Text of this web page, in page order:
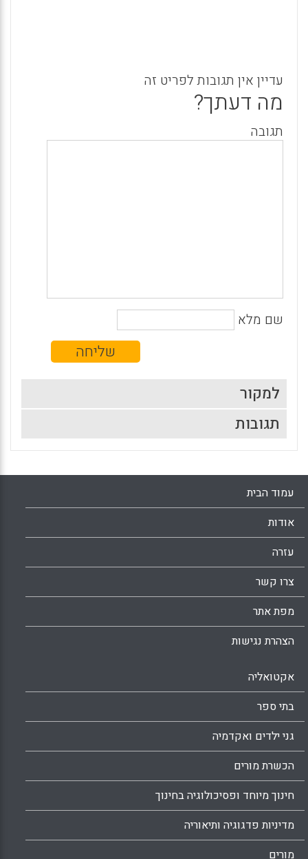
עדיין אין תגובות לפריט זה
מה דעתך?
תגובה
שם מלא
למקור
תגובות
עמוד הבית
אודות
עזרה
צרו קשר
מפת אתר
הצהרת נגישות
אקטואליה
בתי ספר
גני ילדים ואקדמיה
הכשרת מורים
חינוך מיוחד ופסיכולוגיה בחינוך
מדיניות פדגוגיה ותיאוריה
מורים